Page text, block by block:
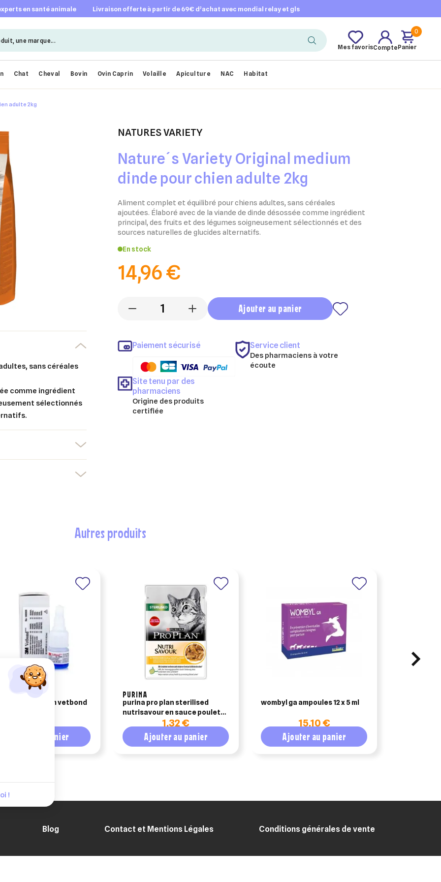
en santé animale livraison offerte à partir de 69€ d’achat avec mondial relay et gls
Mes favorisCompte
0
Panier
Chat Cheval Bovin Ovin Caprin Volaille Apiculture NAC Habitat
adulte 2kg
NATURES VARIETY
Nature´s Variety Original medium
dinde pour chien adulte 2kg
Aliment complet et équilibré pour chiens adultes, sans céréales
ajoutées. Élaboré avec de la viande de dinde désossée comme ingrédient
principal, des fruits et des légumes soigneusement sélectionnés et des
sources naturelles de glucides alternatifs.
En stock
14,96 €
- + Ajouter au panier
Paiement sécurisé Service client
Des pharmaciens à votre
écoute
Site tenu par des
pharmaciens
Origine des produits
certifiée
sans céréales
comme ingrédient
sélectionnés
autres produits
chirurgicale 3m vetbond
de 3ml
Ajouter au panier
PURINA
purina pro plan sterilised
nutrisavour en sauce poulet
1,32 €
Ajouter au panier
wombyl ga ampoules 12 x 5 ml
15,10 €
Ajouter au panier
Blog Contact et Mentions Légales Conditions générales de vente
à ma liste d'envies
la liste d'envies
être connecté pour ajouter des produits à votre liste d'envies.
Connexion
!